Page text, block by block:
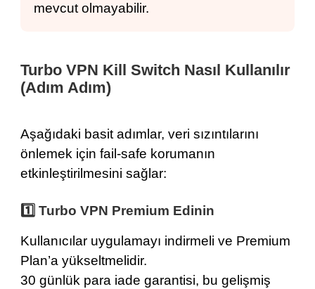
mevcut olmayabilir.
Turbo VPN Kill Switch Nasıl Kullanılır
(Adım Adım)
Aşağıdaki basit adımlar, veri sızıntılarını
önlemek için fail-safe korumanın
etkinleştirilmesini sağlar:
1️⃣ Turbo VPN Premium Edinin
Kullanıcılar uygulamayı indirmeli ve Premium
Plan’a yükseltmelidir.
30 günlük para iade garantisi, bu gelişmiş